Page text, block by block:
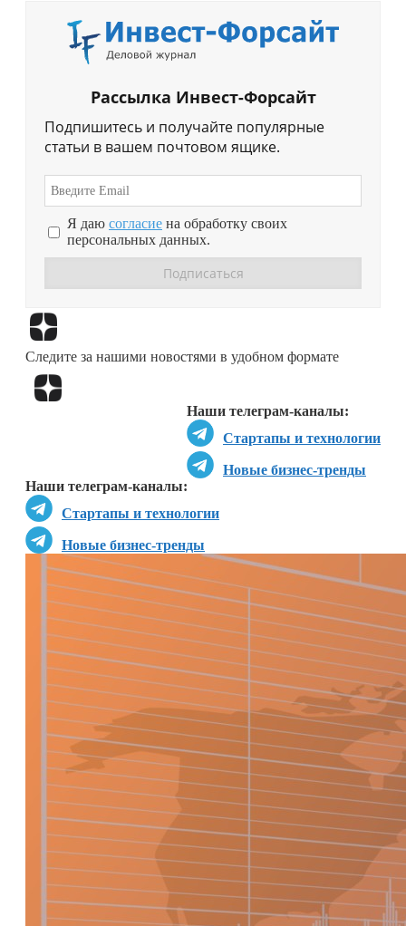
Рассылка Инвест-Форсайт
Подпишитесь и получайте популярные
статьи в вашем почтовом ящике.
Я даю согласие на обработку своих
персональных данных.
Следите за нашими новостями в удобном формате
Наши телеграм-каналы:
Стартапы и технологии
Новые бизнес-тренды
Наши телеграм-каналы:
Стартапы и технологии
Новые бизнес-тренды